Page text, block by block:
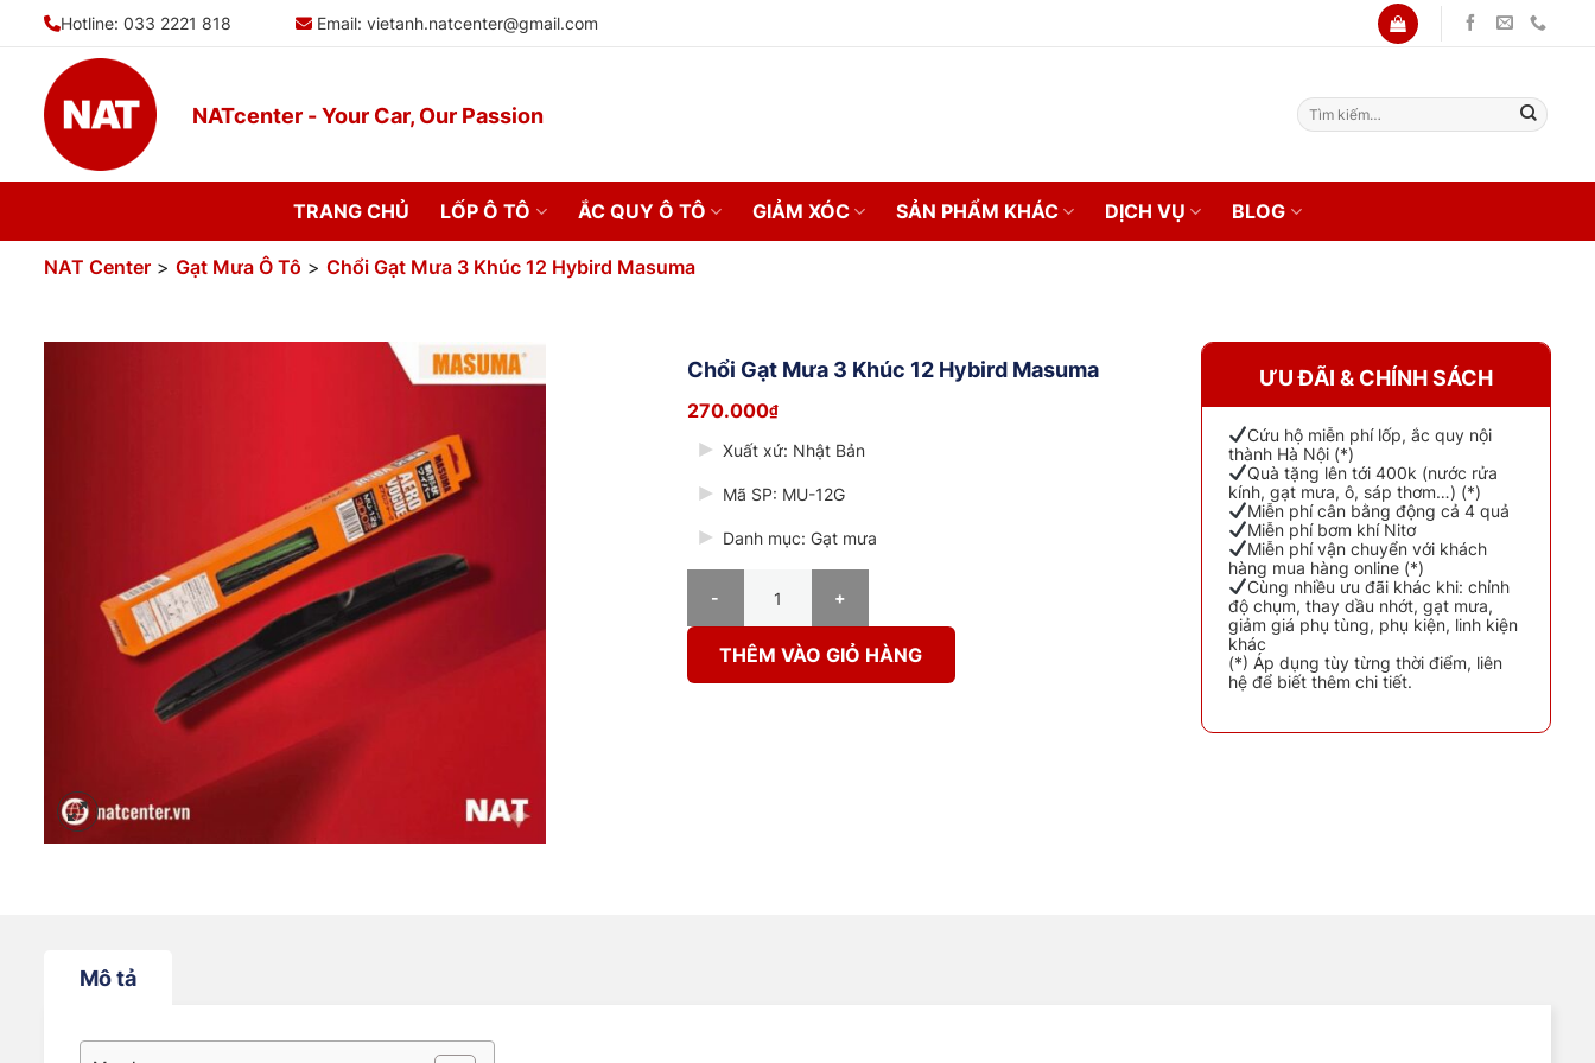
Hotline: 033 2221 818 Email: vietanh.natcenter@gmail.com
NATcenter - Your Car, Our Passion
Tìm
kiếm:
TRANG CHỦ LỐP Ô TÔ ẮC QUY Ô TÔ GIẢM XÓC SẢN PHẨM KHÁC DỊCH VỤ BLOG
NAT Center > Gạt Mưa Ô Tô > Chổi Gạt Mưa 3 Khúc 12 Hybird Masuma
Chổi Gạt Mưa 3 Khúc 12 Hybird Masuma
270.000₫
Xuất xứ: Nhật Bản
Mã SP: MU-12G
Danh mục: Gạt mưa
THÊM VÀO GIỎ HÀNG
ƯU ĐÃI & CHÍNH SÁCH
Cứu hộ miễn phí lốp, ắc quy nội
thành Hà Nội (*)
Quà tặng lên tới 400k (nước rửa
kính, gạt mưa, ô, sáp thơm…) (*)
Miễn phí cân bằng động cả 4 quả
Miễn phí bơm khí Nitơ
Miễn phí vận chuyển với khách
hàng mua hàng online (*)
Cùng nhiều ưu đãi khác khi: chỉnh
độ chụm, thay dầu nhớt, gạt mưa,
giảm giá phụ tùng, phụ kiện, linh kiện
khác
(*) Áp dụng tùy từng thời điểm, liên
hệ để biết thêm chi tiết.
Mô tả